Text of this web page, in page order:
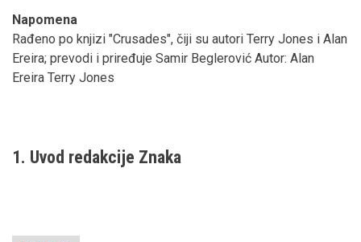
Napomena
Rađeno po knjizi "Crusades", čiji su autori Terry Jones i Alan
Ereira; prevodi i priređuje Samir Beglerović Autor: Alan
Ereira Terry Jones
1. Uvod redakcije Znaka